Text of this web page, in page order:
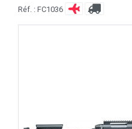
Réf. : FC1036